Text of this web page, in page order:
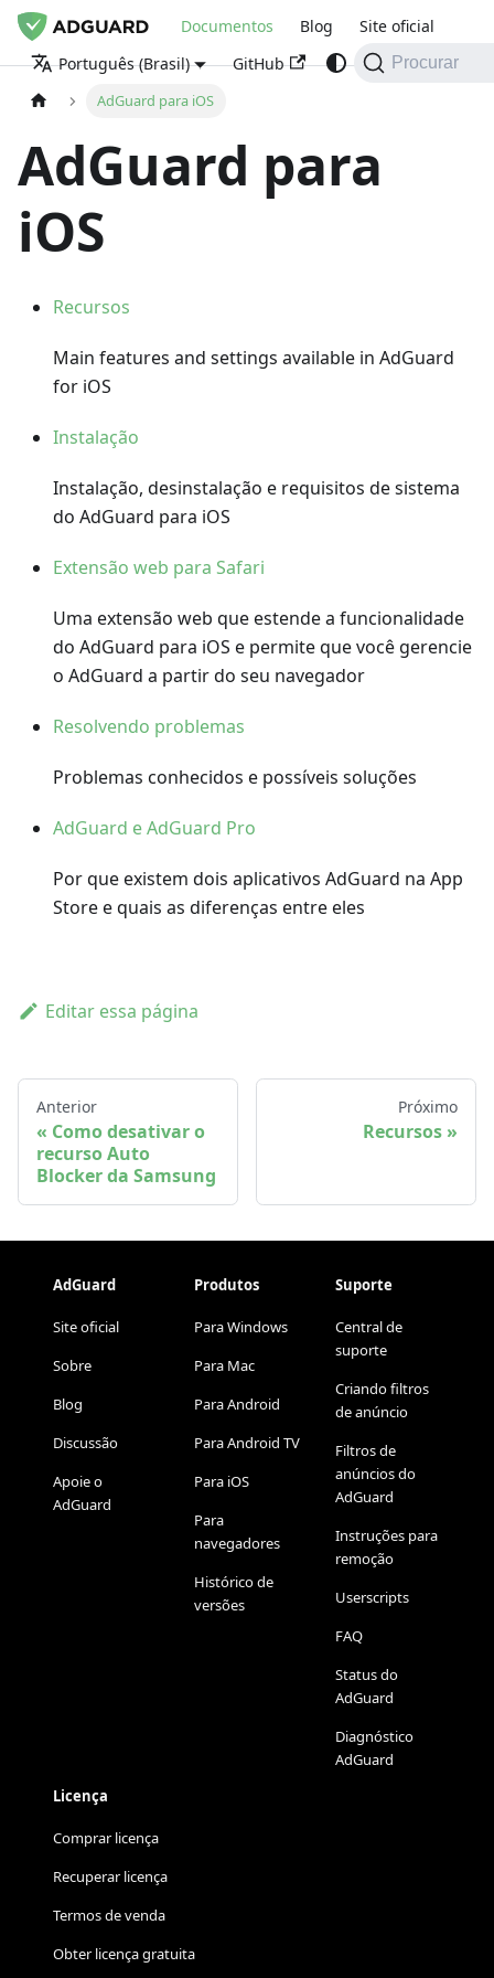
Documentos Blog
Site oficial
Português (Brasil)
GitHub Procurar
AdGuard para iOS
AdGuard para
iOS
Recursos
Main features and settings available in AdGuard
for iOS
Instalação
Instalação, desinstalação e requisitos de sistema
do AdGuard para iOS
Extensão web para Safari
Uma extensão web que estende a funcionalidade
do AdGuard para iOS e permite que você gerencie
o AdGuard a partir do seu navegador
Resolvendo problemas
Problemas conhecidos e possíveis soluções
AdGuard e AdGuard Pro
Por que existem dois aplicativos AdGuard na App
Store e quais as diferenças entre eles
Editar essa página
Anterior
Como desativar o
recurso Auto
Blocker da Samsung
Próximo
Recursos
AdGuard
Site oficial
Sobre
Blog
Discussão
Apoie o
AdGuard
Produtos
Para Windows
Para Mac
Para Android
Para Android TV
Para iOS
Para
navegadores
Histórico de
versões
Suporte
Central de
suporte
Criando filtros
de anúncio
Filtros de
anúncios do
AdGuard
Instruções para
remoção
Userscripts
FAQ
Status do
AdGuard
Diagnóstico
AdGuard
Licença
Comprar licença
Recuperar licença
Termos de venda
Obter licença gratuita